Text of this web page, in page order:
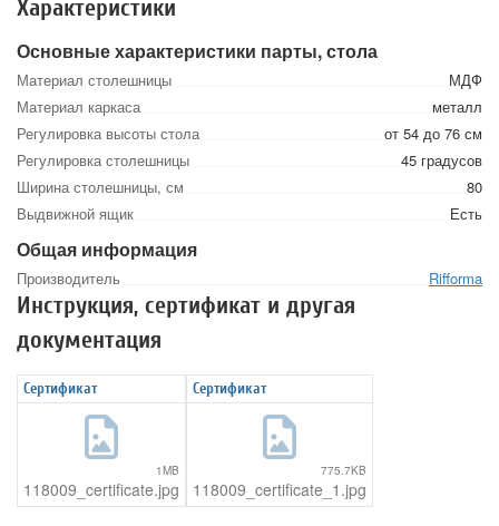
Характеристики
Основные характеристики парты, стола
Материал столешницы
МДФ
Материал каркаса
металл
Регулировка высоты стола
от 54 до 76 см
Регулировка столешницы
45 градусов
Ширина столешницы, см
80
Выдвижной ящик
Есть
Общая информация
Производитель Rifforma
Инструкция, сертификат и другая
документация
Сертификат
1MB
118009_certificate.jpg
Сертификат
775.7KB
118009_certificate_1.jpg